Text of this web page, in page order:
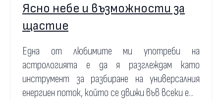
Ясно небе и възможности за
щастие
Една от любимите ми употреби на
астрологията е да я разглеждам като
инструмент за разбиране на универсалния
енергиен поток, който се движи във всеки е...